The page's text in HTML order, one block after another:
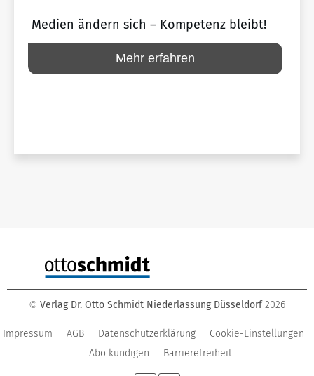
Medien ändern sich – Kompetenz bleibt!
Mehr erfahren
© Verlag Dr. Otto Schmidt Niederlassung Düsseldorf 2026
Impressum AGB Datenschutzerklärung
Cookie-Einstellungen
Abo kündigen
Barrierefreiheit